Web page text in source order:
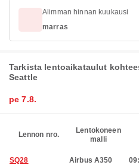
Alimman hinnan kuukausi
marras
Tarkista lentoaikataulut
Seattle
pe 7.8.
Lennon nro.
Lentokoneen
malli
SQ28 Airbus A350